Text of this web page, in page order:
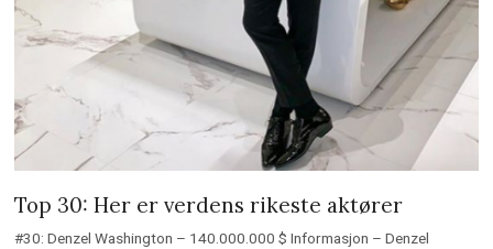
Top 30: Her er verdens rikeste aktører
#30: Denzel Washington – 140.000.000 $ Informasjon – Denzel